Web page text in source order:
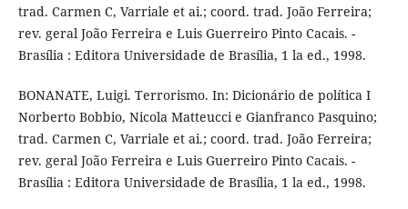
trad. Carmen C, Varriale et ai.; coord. trad. João Ferreira;
rev. geral João Ferreira e Luis Guerreiro Pinto Cacais. -
Brasília : Editora Universidade de Brasília, 1 la ed., 1998.
BONANATE, Luigi. Terrorismo. In: Dicionário de política I
Norberto Bobbio, Nicola Matteucci e Gianfranco Pasquino;
trad. Carmen C, Varriale et ai.; coord. trad. João Ferreira;
rev. geral João Ferreira e Luis Guerreiro Pinto Cacais. -
Brasília : Editora Universidade de Brasília, 1 la ed., 1998.